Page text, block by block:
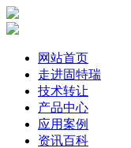
网站首页
走进固特瑞
技术转让
产品中心
应用案例
资讯百科